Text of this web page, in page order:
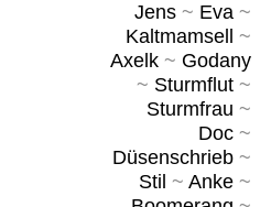
Jens~ Eva~
Kaltmamsell
~
Axelk~ Godany
~ Sturmflut~
Sturmfrau ~
Doc~
Düsenschrieb~
Stil ~ Anke~